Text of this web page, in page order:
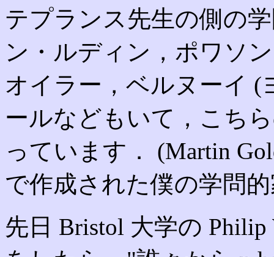
テプランス先生の側の
ン・ルディン，ポワソ
オイラー，ベルヌーイ (
ールなどもいて，こち
っています． (Martin
で作成された僕の学問
先日 Bristol 大学の